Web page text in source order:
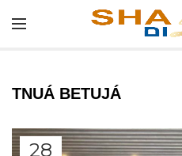
TNUÁ BETUJÁ
28